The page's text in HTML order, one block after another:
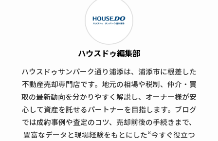
ハウスドゥ編集部
ハウスドゥサンパーク通り浦添は、浦添市に根差した
不動産売却専門店です。地元の相場や税制、仲介・買
取の最新動向を分かりやすく解説し、オーナー様が安
心して資産を託せるパートナーを目指します。ブログ
では成約事例や査定のコツ、売却前後の手続きまで、
豊富なデータと現場経験をもとにした“今すぐ役立つ